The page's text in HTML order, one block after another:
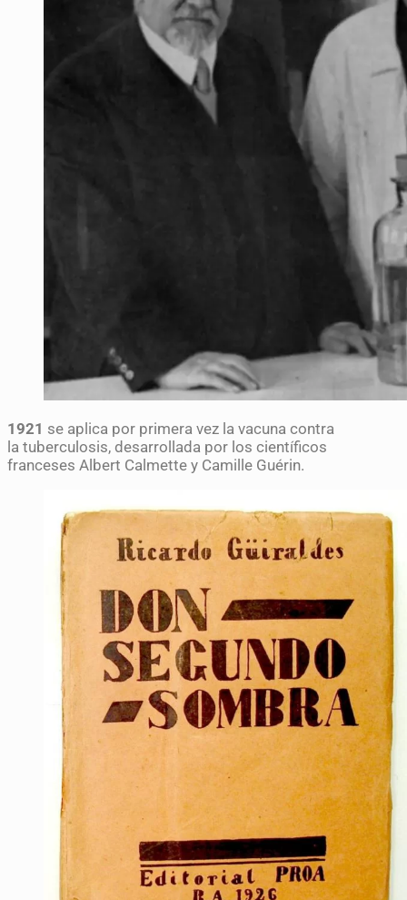
1921 se aplica por primera vez la vacuna contra
la tuberculosis, desarrollada por los científicos
franceses Albert Calmette y Camille Guérin.